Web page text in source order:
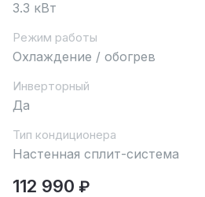
3.3 кВт
Режим работы
Охлаждение / обогрев
Инверторный
Да
Тип кондиционера
Настенная сплит-система
112 990 ₽